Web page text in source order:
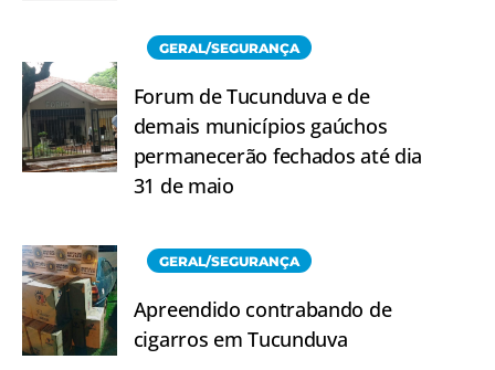
GERAL/SEGURANÇA
Forum de Tucunduva e de
demais municípios gaúchos
permanecerão fechados até dia
31 de maio
GERAL/SEGURANÇA
Apreendido contrabando de
cigarros em Tucunduva